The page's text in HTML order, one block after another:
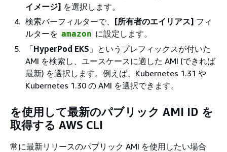
イメージ] を選択します。
検索バーフィルターで、 [所有者のエイリアス] フィ
ルターを amazon に設定します。
「HyperPod EKS 」というプレフィックスが付いた
AMI を検索し、ユースケースに適した AMI (できれば
最新) を選択します。例えば、Kubernetes 1.31 や
Kubernetes 1.30 の AMI を選択できます。
を使用して最新のパブリック AMI ID を
取得する AWS CLI
常に最新リリースのパブリック AMI を使用したい場合